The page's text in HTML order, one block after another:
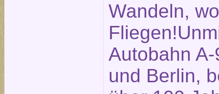
Wandeln,
Autobahn
und Berlin,